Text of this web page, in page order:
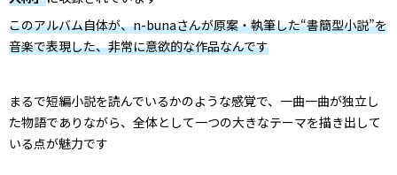
このアルバム自体が、n-bunaさんが原案・執筆した“書簡型小説”を
音楽で表現した、非常に意欲的な作品なんです
まるで短編小説を読んでいるかのような感覚で、一曲一曲が独立し
た物語でありながら、全体として一つの大きなテーマを描き出して
いる点が魅力です